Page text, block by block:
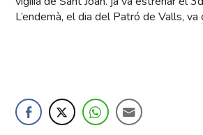
L’endemà, el dia del Patró de Valls,